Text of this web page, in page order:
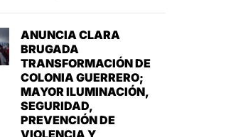
ANUNCIA CLARA
BRUGADA
TRANSFORMACIÓN DE
COLONIA GUERRERO;
MAYOR ILUMINACIÓN,
SEGURIDAD,
PREVENCIÓN DE
VIOLENCIA Y